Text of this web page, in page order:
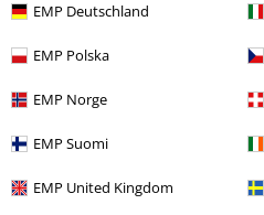
EMP Deutschland
EMP Polska
EMP Norge
EMP Suomi
EMP United Kingdom